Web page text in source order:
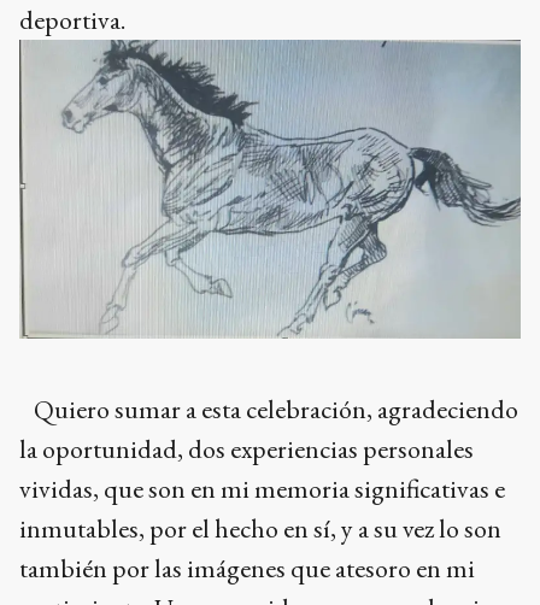
deportiva.
Quiero sumar a esta celebración, agradeciendo
la oportunidad, dos experiencias personales
vividas, que son en mi memoria significativas e
inmutables, por el hecho en sí, y a su vez lo son
también por las imágenes que atesoro en mi